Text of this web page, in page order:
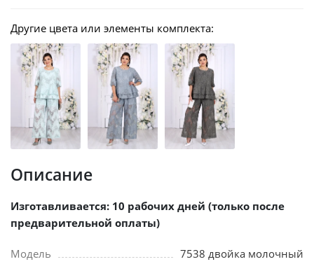
Другие цвета или элементы комплекта:
Описание
Изготавливается: 10 рабочих дней (только после
предварительной оплаты)
Модель
7538 двойка молочный